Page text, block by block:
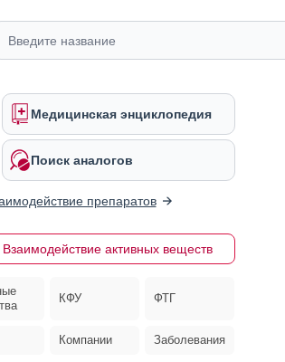
Медицинская энциклопедия
Поиск аналогов
препаратов
Взаимодействие активных веществ
КФУ ФТГ
Компании Заболевания